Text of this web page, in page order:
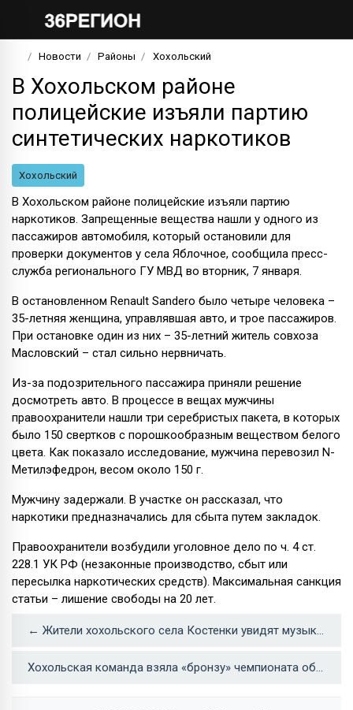
Новости Районы Хохольский
В Хохольском районе
полицейские изъяли партию
синтетических наркотиков
Хохольский
В Хохольском районе полицейские изъяли партию
наркотиков. Запрещенные вещества нашли у одного из
пассажиров автомобиля, который остановили для
проверки документов у села Яблочное, сообщила пресс-
служба регионального ГУ МВД во вторник, 7 января.
В остановленном Renault Sandero было четыре человека –
35-летняя женщина, управлявшая авто, и трое пассажиров.
При остановке один из них – 35-летний житель совхоза
Масловский – стал сильно нервничать.
Из-за подозрительного пассажира приняли решение
досмотреть авто. В процессе в вещах мужчины
правоохранители нашли три серебристых пакета, в которых
было 150 свертков с порошкообразным веществом белого
цвета. Как показало исследование, мужчина перевозил N-
Метилэфедрон, весом около 150 г.
Мужчину задержали. В участке он рассказал, что
наркотики предназначались для сбыта путем закладок.
Правоохранители возбудили уголовное дело по ч. 4 ст.
228.1 УК РФ (незаконные производство, сбыт или
пересылка наркотических средств). Максимальная санкция
статьи – лишение свободы на 20 лет.
← Жители хохольского села Костенки увидят музыкальную сказку «Летучий корабль»
Хохольская команда взяла «бронзу» чемпионата области по мини-футболу →